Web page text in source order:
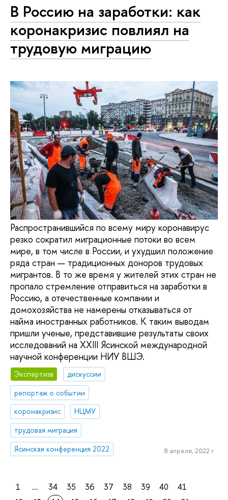
В Россию на заработки: как
коронакризис повлиял на
трудовую миграцию
Распространившийся по всему миру коронавирус
резко сократил миграционные потоки во всем
мире, в том числе в России, и ухудшил положение
ряда стран — традиционных доноров трудовых
мигрантов. В то же время у жителей этих стран не
пропало стремление отправиться на заработки в
Россию, а отечественные компании и
домохозяйства не намерены отказываться от
найма иностранных работников. К таким выводам
пришли ученые, представившие результаты своих
исследований на XXIII Ясинской международной
научной конференции НИУ ВШЭ.
Экспертиза
дискуссии
репортаж о событии
коронакризис
НЦМУ
трудовая миграция
Ясинская конференция 2022
8 апреля, 2022 г.
1 ... 34 35 36 37 38 39 40
41